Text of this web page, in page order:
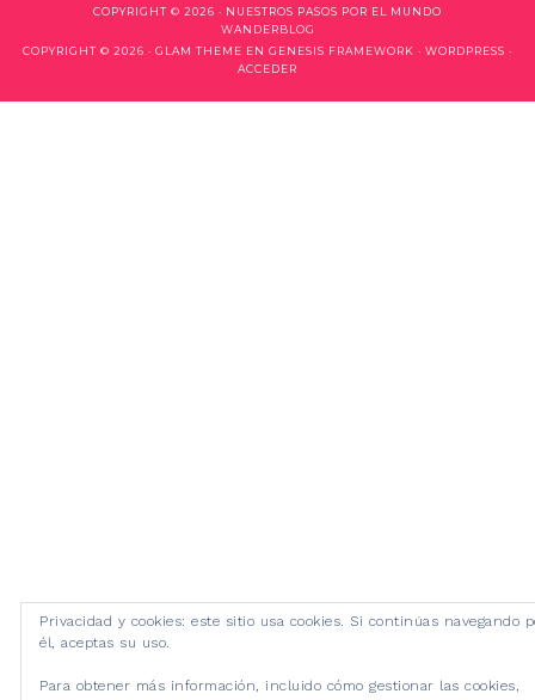
COPYRIGHT © 2026 · NUESTROS PASOS POR EL MUNDO
WANDERBLOG
COPYRIGHT © 2026 · GLAM THEME EN GENESIS FRAMEWORK · WORDPRESS ·
ACCEDER
Privacidad y cookies: este sitio usa cookies. Si continúas navegando
él, aceptas su uso.
Para obtener más información, incluido cómo gestionar las cookies,